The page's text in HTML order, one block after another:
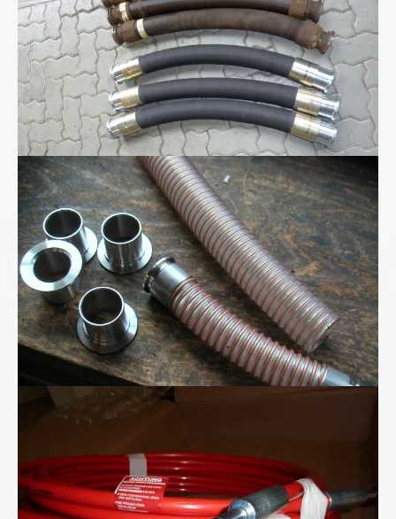
Polyurethan-Spiralschlauch
Superhochdruck- schlauchleitung bis 2800bar